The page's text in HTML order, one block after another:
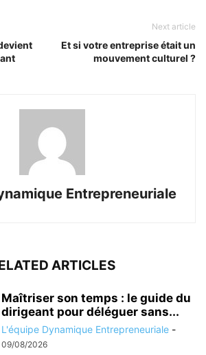
Next article
Et si votre entreprise était un
mouvement culturel ?
Entrepreneuriale
ARTICLES
Maîtriser son temps : le guide du
dirigeant pour déléguer sans...
L'équipe Dynamique Entrepreneuriale -
09/08/2026